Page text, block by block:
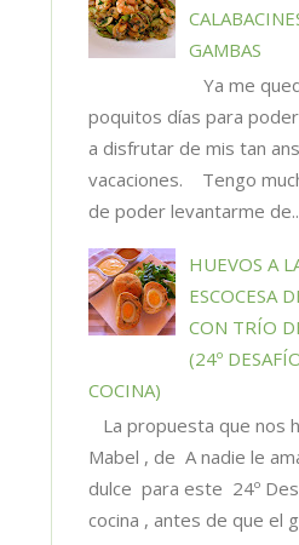
GAMBAS
Ya me
poquitos días para
a disfrutar de mis tan
vacaciones. Tengo
de poder levantarme
HUEVOS A
ESCOCESA
CON TRÍO
(24º
COCINA)
La propuesta que nos
Mabel , de A nadie le
dulce para este 24º
cocina , antes de que el